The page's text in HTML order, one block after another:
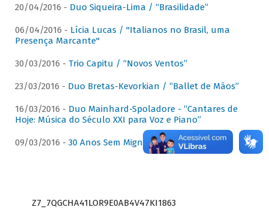
20/04/2016 - Duo Siqueira-Lima / “Brasilidade”
06/04/2016 - Lícia Lucas / "Italianos no Brasil, uma
Presença Marcante"
30/03/2016 - Trio Capitu / “Novos Ventos”
23/03/2016 - Duo Bretas-Kevorkian / “Ballet de Mãos”
16/03/2016 - Duo Mainhard-Spoladore - “Cantares de
Hoje: Música do Século XXI para Voz e Piano”
09/03/2016 - 30 Anos Sem Mignone
Z7_7QGCHA41LOR9E0AB4V47KI1863